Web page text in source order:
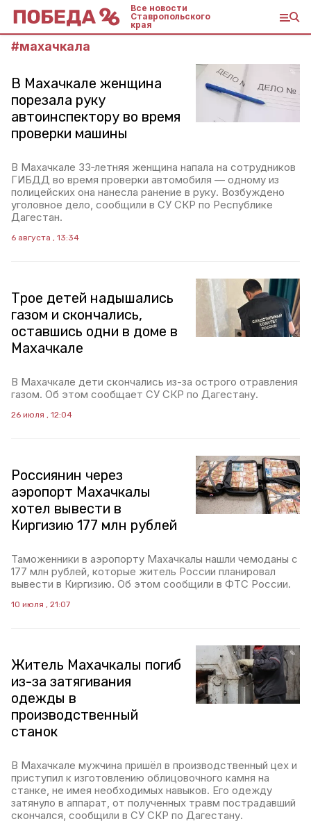
Все новости
Ставропольского
края
#махачкала
В Махачкале женщина
порезала руку
автоинспектору во время
проверки машины
В Махачкале 33‑летняя женщина напала на сотрудников
ГИБДД во время проверки автомобиля — одному из
полицейских она нанесла ранение в руку. Возбуждено
уголовное дело, сообщили в СУ СКР по Республике
Дагестан.
6 августа , 13:34
Трое детей надышались
газом и скончались,
оставшись одни в доме в
Махачкале
В Махачкале дети скончались из-за острого отравления
газом. Об этом сообщает СУ СКР по Дагестану.
26 июля , 12:04
Россиянин через
аэропорт Махачкалы
хотел вывести в
Киргизию 177 млн рублей
Таможенники в аэропорту Махачкалы нашли чемоданы с
177 млн рублей, которые житель России планировал
вывести в Киргизию. Об этом сообщили в ФТС России.
10 июля , 21:07
Житель Махачкалы погиб
из-за затягивания
одежды в
производственный
станок
В Махачкале мужчина пришёл в производственный цех и
приступил к изготовлению облицовочного камня на
станке, не имея необходимых навыков. Его одежду
затянуло в аппарат, от полученных травм пострадавший
скончался, сообщили в СУ СКР по Дагестану.